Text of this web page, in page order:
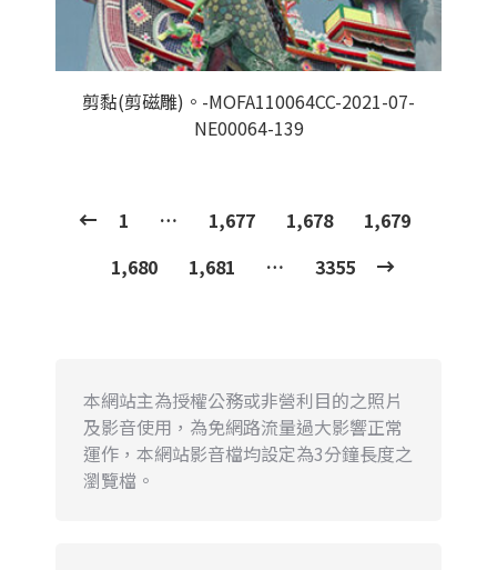
剪黏(剪磁雕)。-MOFA110064CC-2021-07-
NE00064-139
1 … 1,677 1,678
1,679
1,680
1,681 … 3355
本網站主為授權公務或非營利目的之照片
及影音使用，為免網路流量過大影響正常
運作，本網站影音檔均設定為3分鐘長度之
瀏覽檔。